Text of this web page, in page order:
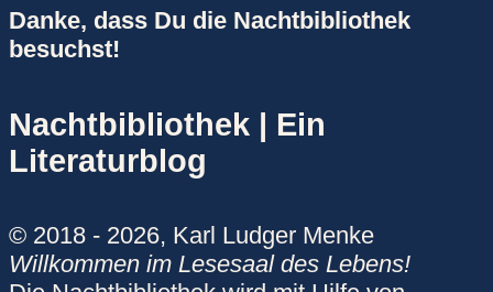
Danke, dass Du die Nachtbibliothek
besuchst!
Nachtbibliothek | Ein
Literaturblog
© 2018 - 2026, Karl Ludger Menke
Willkommen im Lesesaal des Lebens!